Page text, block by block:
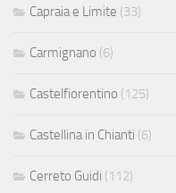
Capraia e Limite (33)
Carmignano (6)
Castelfiorentino (125)
Castellina in Chianti (6)
Cerreto Guidi (112)